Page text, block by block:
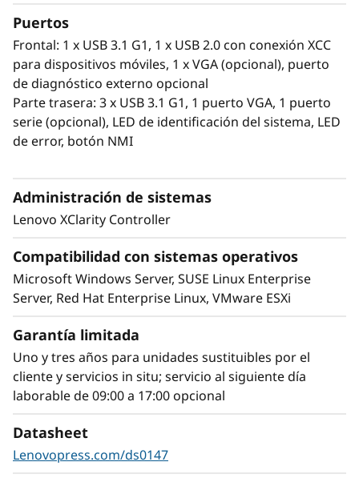
en formato AnyBay™ intercambiable en
caliente para una rápida personalización.
Puede elegir entre PCIe 4.0 y 5.0 para cumplir
los objetivos de velocidad y presupuesto de su
infraestructura y puede seleccionar la mejor
GPU para sus cargas de trabajo
Gestión sencilla y seguridad
como solución de gestión del sistema fácil de
usar. XClarity permite una visión centralizada y
basada en datos de las operaciones del centro
Puertos
Frontal: 1 x USB 3.1 G1, 1 x USB 2.0 con conexión XCC
para dispositivos móviles, 1 x VGA (opcional), puerto
de diagnóstico externo opcional
Parte trasera: 3 x USB 3.1 G1, 1 puerto VGA, 1 puerto
serie (opcional), LED de identificación del sistema, LED
de error, botón NMI
Administración de sistemas
Lenovo XClarity Controller
Compatibilidad con sistemas operativos
Microsoft Windows Server, SUSE Linux Enterprise
Server, Red Hat Enterprise Linux, VMware ESXi
Garantía limitada
Uno y tres años para unidades sustituibles por el
cliente y servicios in situ; servicio al siguiente día
laborable de 09:00 a 17:00 opcional
Datasheet
Lenovopress.com/ds0147